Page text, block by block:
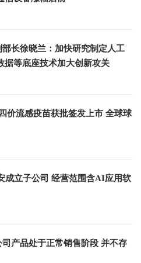
长徐晓兰：加快研究制定人工
据等底座技术加大创新攻关
价流感疫苗获批签发上市 全球球
成立子公司 经营范围含AI应用软
产品处于正常销售阶段 并不存